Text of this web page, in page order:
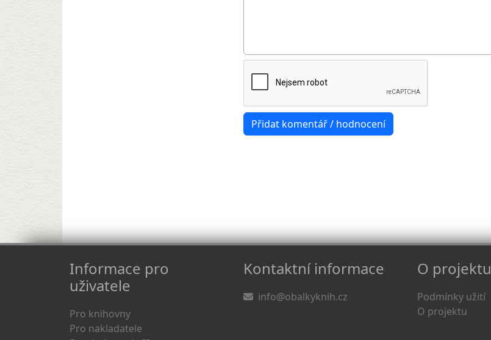
Informace pro
uživatele
Pro knihovny
Pro nakladatele
Kontaktní informace
info@obalkyknih.cz
O projektu
Podmínky užití
O projektu